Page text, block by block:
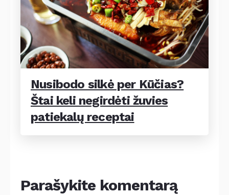
Nusibodo silkė per Kūčias?
Štai keli negirdėti žuvies
patiekalų receptai
Parašykite komentarą